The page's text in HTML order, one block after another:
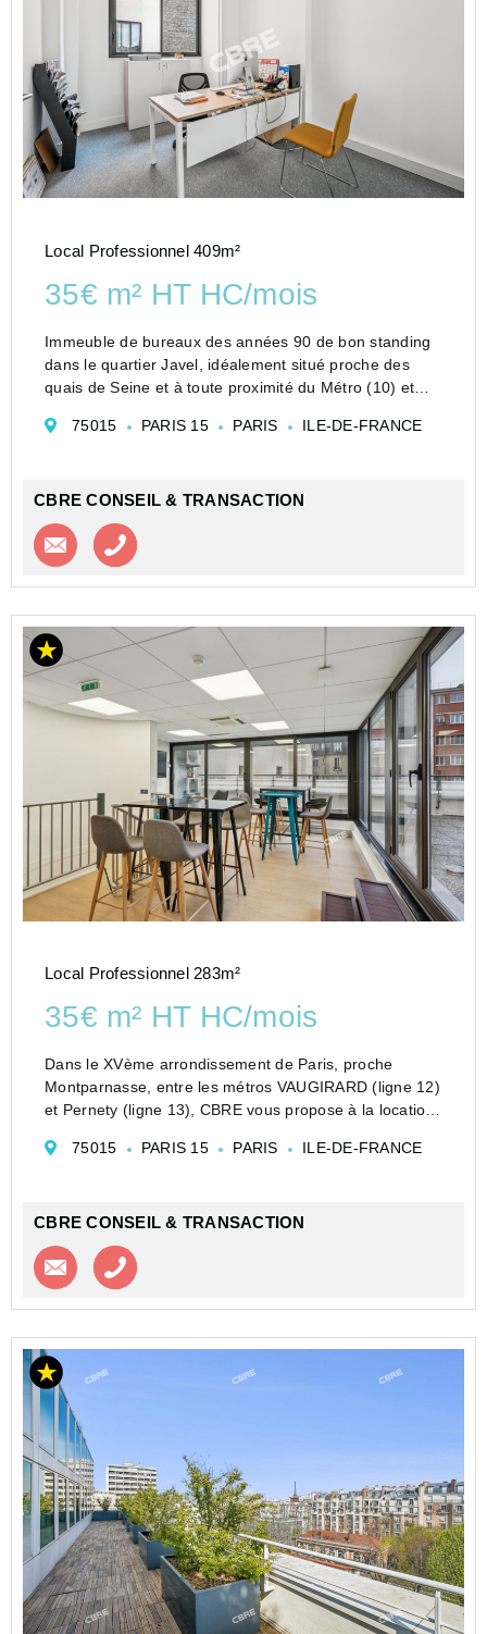
Local Professionnel 409m²
35€ m² HT HC/mois
Immeuble de bureaux des années 90 de bon standing
dans le quartier Javel, idéalement situé proche des
quais de Seine et à toute proximité du Métro (10) et
en étage élevées, baignées de lumière en double ex...
75015 PARIS 15 PARIS ILE-DE-FRANCE
CBRE CONSEIL & TRANSACTION
Contacter l'agence
Local Professionnel 283m²
35€ m² HT HC/mois
Dans le XVème arrondissement de Paris, proche
Montparnasse, entre les métros VAUGIRARD (ligne 12)
et Pernety (ligne 13), CBRE vous propose à la location
et câblé. La surface au 2ème disposent d'une belle...
75015 PARIS 15 PARIS ILE-DE-FRANCE
CBRE CONSEIL & TRANSACTION
Contacter l'agence